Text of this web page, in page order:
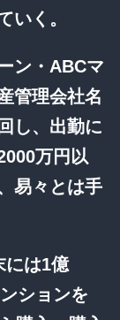
いく。
ン・ABCマ
管理会社名
し、出勤に
万円以
易々とは手
には1億
ションを